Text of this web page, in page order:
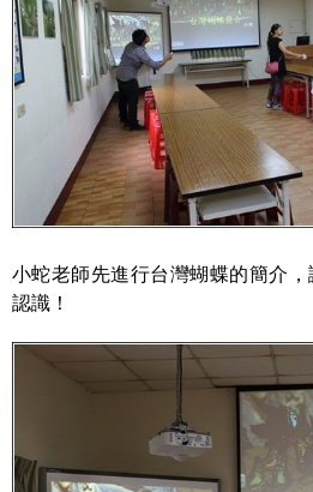
小蛇老師先進行台灣蝴蝶的簡介
認識！